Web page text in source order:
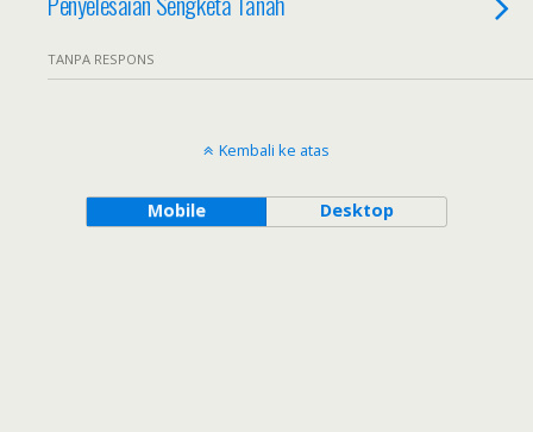
TANPA RESPONS
Kembali ke atas
Mobile Desktop